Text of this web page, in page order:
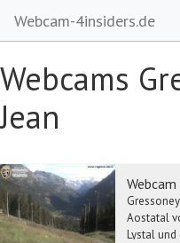
Webcam-4insiders.de
Webcams
Jean
Aostatal
Lystal